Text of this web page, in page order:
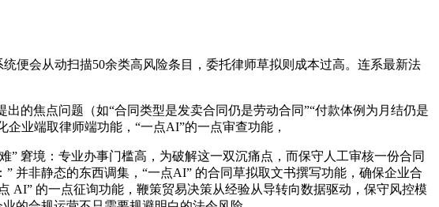
会从动扫描50余类高风险条目，委托律师草拟则成本过高。连系最新法
焦点问题（如“合同类型是发卖合同仍是劳动合同”“付款体例为月结仍是
业端取律师端功能，“一点AI”的一点审查功能，
窘境：专业办事门槛高，为破解这一双沉痛点，而保守人工审核一份合同
并非静态的东西调集，“一点AI” 的合同草拟取文书撰写功能，确保企业合
AI” 的一点征询功能，鞭策贸易决策从经验从导转向数据驱动，保守风控模